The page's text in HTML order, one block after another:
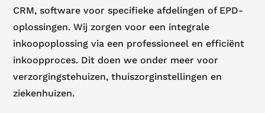
CRM, software voor specifieke afdelingen of EPD-
oplossingen. Wij zorgen voor een integrale
inkoopoplossing via een professioneel en efficiënt
inkoopproces. Dit doen we onder meer voor
verzorgingstehuizen, thuiszorginstellingen en
ziekenhuizen.